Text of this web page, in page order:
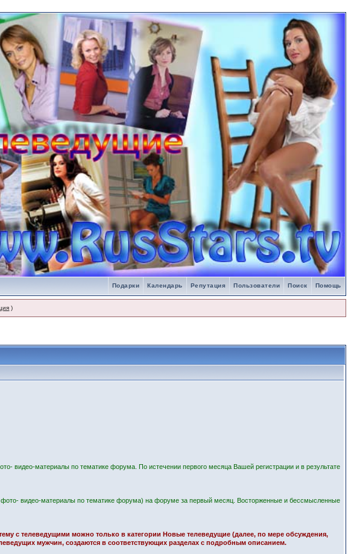
Помощь
Поиск
Пользователи
Репутация
Календарь
Подарки
)
видео-материалы по тематике форума. По истечении первого месяца Вашей регистрации и в результате
видео-материалы по тематике форума) на форуме за первый месяц. Восторженные и бессмысленные
с телеведущими можно только в категории Новые телеведущие (далее, по мере обсуждения,
мужчин, создаются в соответствующих разделах с подробным описанием.